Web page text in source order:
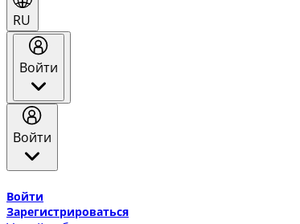
RU
Войти
Войти
Войти
Зарегистрироваться